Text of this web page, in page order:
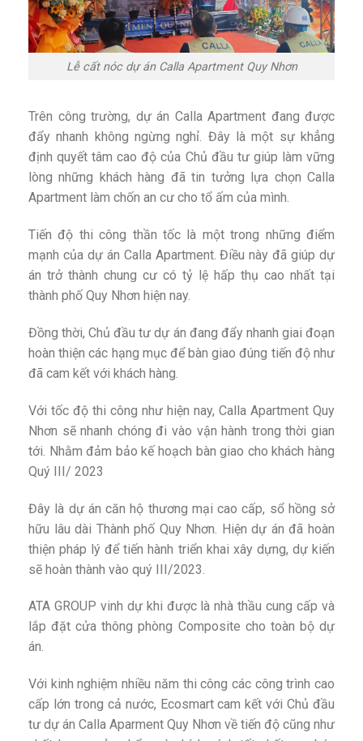
Lễ cất nóc dự án Calla Apartment Quy Nhơn
Trên công trường, dự án Calla Apartment đang được
đẩy nhanh không ngừng nghỉ. Đây là một sự khẳng
định quyết tâm cao độ của Chủ đầu tư giúp làm vững
lòng những khách hàng đã tin tưởng lựa chọn Calla
Apartment làm chốn an cư cho tổ ấm của mình.
Tiến độ thi công thần tốc là một trong những điểm
mạnh của dự án Calla Apartment. Điều này đã giúp dự
án trở thành chung cư có tỷ lệ hấp thụ cao nhất tại
thành phố Quy Nhơn hiện nay.
Đồng thời, Chủ đầu tư dự án đang đẩy nhanh giai đoạn
hoàn thiện các hạng mục để bàn giao đúng tiến độ như
đã cam kết với khách hàng.
Với tốc độ thi công như hiện nay, Calla Apartment Quy
Nhơn sẽ nhanh chóng đi vào vận hành trong thời gian
tới. Nhằm đảm bảo kế hoạch bàn giao cho khách hàng
Quý III/ 2023
Đây là dự án căn hộ thương mại cao cấp, sổ hồng sở
hữu lâu dài Thành phố Quy Nhơn. Hiện dự án đã hoàn
thiện pháp lý để tiến hành triển khai xây dựng, dự kiến
sẽ hoàn thành vào quý III/2023.
ATA GROUP vinh dự khi được là nhà thầu cung cấp và
lắp đặt cửa thông phòng Composite cho toàn bộ dự
án.
Với kinh nghiệm nhiều năm thi công các công trình cao
cấp lớn trong cả nước, Ecosmart cam kết với Chủ đầu
tư dự án Calla Aparment Quy Nhơn về tiến độ cũng như